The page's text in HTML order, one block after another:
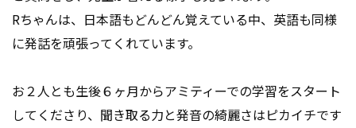
Rちゃんは、日本語もどんどん覚えている中、英語も同様
に発話を頑張ってくれています。
お２人とも生後６ヶ月からアミティーでの学習をスタート
してくださり、聞き取る力と発音の綺麗さはピカイチです